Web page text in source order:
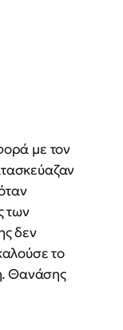
με τον
των
δεν
το
Θανάσης